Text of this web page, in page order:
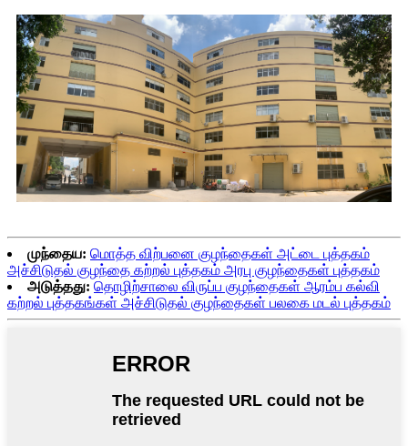
முந்தைய: மொத்த விற்பனை குழந்தைகள் அட்டை புத்தகம்
அச்சிடுதல் குழந்தை கற்றல் புத்தகம் அரபு குழந்தைகள் புத்தகம்
அடுத்தது: தொழிற்சாலை விருப்ப குழந்தைகள் ஆரம்ப கல்வி
கற்றல் புத்தகங்கள் அச்சிடுதல் குழந்தைகள் பலகை மடல் புத்தகம்